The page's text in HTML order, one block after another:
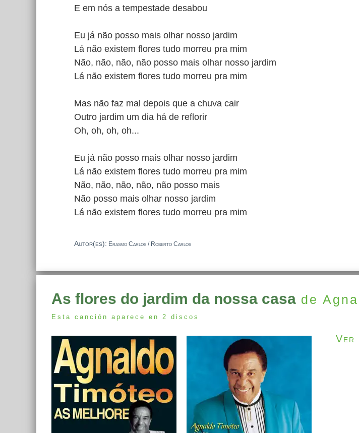
E em nós a tempestade desabou
Eu já não posso mais olhar nosso jardim
Lá não existem flores tudo morreu pra mim
Não, não, não, não posso mais olhar nosso jardim
Lá não existem flores tudo morreu pra mim
Mas não faz mal depois que a chuva cair
Outro jardim um dia há de reflorir
Oh, oh, oh, oh...
Eu já não posso mais olhar nosso jardim
Lá não existem flores tudo morreu pra mim
Não, não, não, não, não posso mais
Não posso mais olhar nosso jardim
Lá não existem flores tudo morreu pra mim
Autor(es): Erasmo Carlos / Roberto Carlos
As flores do jardim da nossa casa de
Esta canción aparece en 2 discos
Ver